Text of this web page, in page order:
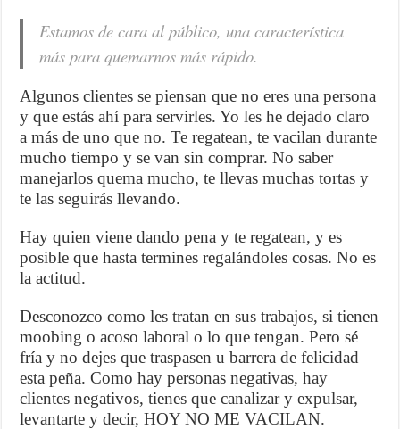
Estamos de cara al público, una característica
más para quemarnos más rápido.
Algunos clientes se piensan que no eres una persona
y que estás ahí para servirles. Yo les he dejado claro
a más de uno que no. Te regatean, te vacilan durante
mucho tiempo y se van sin comprar. No saber
manejarlos quema mucho, te llevas muchas tortas y
te las seguirás llevando.
Hay quien viene dando pena y te regatean, y es
posible que hasta termines regalándoles cosas. No es
la actitud.
Desconozco como les tratan en sus trabajos, si tienen
moobing o acoso laboral o lo que tengan. Pero sé
fría y no dejes que traspasen u barrera de felicidad
esta peña. Como hay personas negativas, hay
clientes negativos, tienes que canalizar y expulsar,
levantarte y decir, HOY NO ME VACILAN.